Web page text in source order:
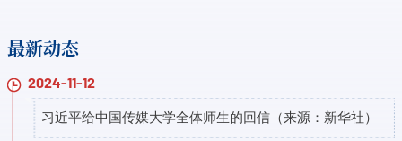
最新动态
2024-11-12
习近平给中国传媒大学全体师生的回信（来源：新华社）